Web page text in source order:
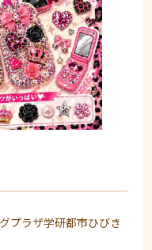
プラザ学研都市ひびき